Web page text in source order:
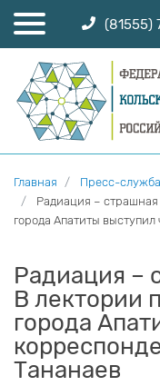
(81555)
Главная Пресс-служба
Радиация – страшная
города Апатиты
Радиация –
В лектории
города
Тананаев